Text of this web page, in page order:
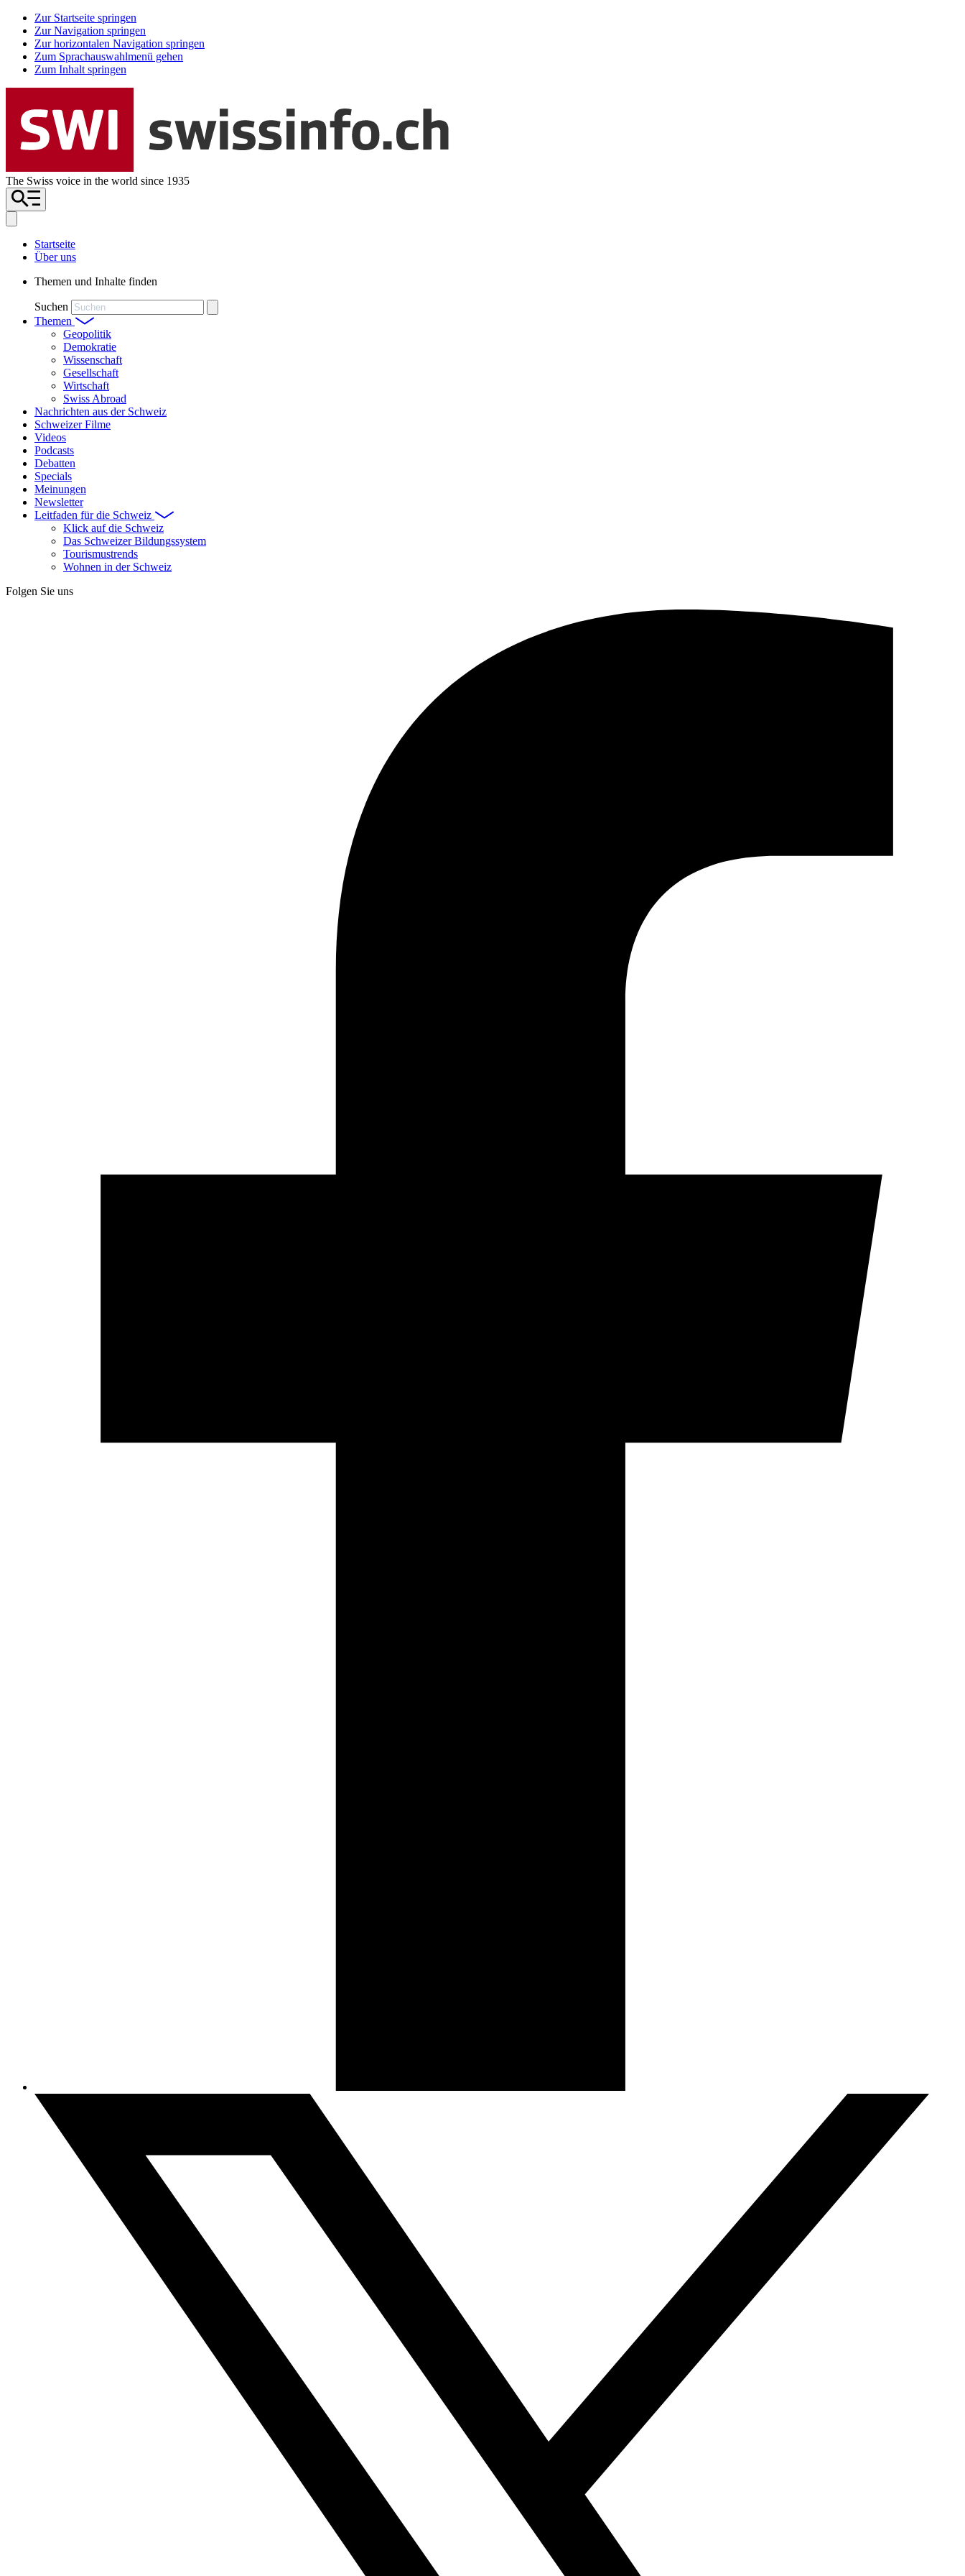
Zur Startseite springen
Zur Navigation springen
Zur horizontalen Navigation springen
Zum Sprachauswahlmenü gehen
Zum Inhalt springen
The Swiss voice in the world since 1935
Startseite
Über uns
Themen und Inhalte finden
Suchen
Themen
Geopolitik
Demokratie
Wissenschaft
Gesellschaft
Wirtschaft
Swiss Abroad
Nachrichten aus der Schweiz
Schweizer Filme
Videos
Podcasts
Debatten
Specials
Meinungen
Newsletter
Leitfaden für die Schweiz
Klick auf die Schweiz
Das Schweizer Bildungssystem
Tourismustrends
Wohnen in der Schweiz
Folgen Sie uns